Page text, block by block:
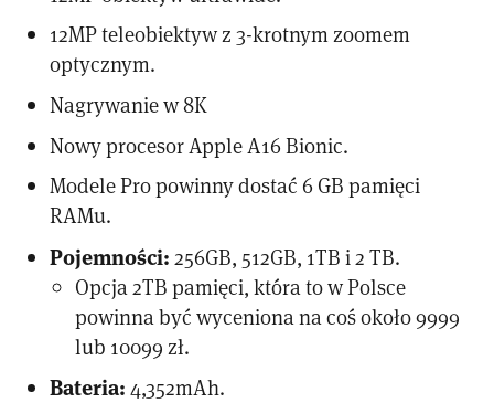
12MP teleobiektyw z 3-krotnym zoomem
optycznym.
Nagrywanie w 8K
Nowy procesor Apple A16 Bionic.
Modele Pro powinny dostać 6 GB pamięci
RAMu.
Pojemności: 256GB, 512GB, 1TB i 2 TB.
Opcja 2TB pamięci, która to w Polsce
powinna być wyceniona na coś około 9999
lub 10099 zł.
Bateria: 4,352mAh.